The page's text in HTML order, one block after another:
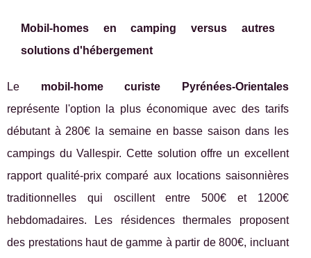
Mobil-homes en camping versus autres
solutions d'hébergement
Le mobil-home curiste Pyrénées-Orientales
représente l'option la plus économique avec des tarifs
débutant à 280€ la semaine en basse saison dans les
campings du Vallespir. Cette solution offre un excellent
rapport qualité-prix comparé aux locations saisonnières
traditionnelles qui oscillent entre 500€ et 1200€
hebdomadaires. Les résidences thermales proposent
des prestations haut de gamme à partir de 800€, incluant